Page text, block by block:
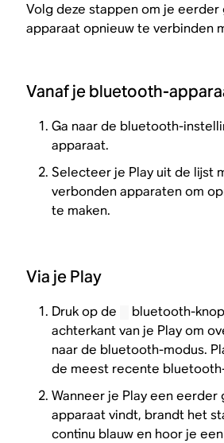
Volg deze stappen om je
apparaat opnieuw te verbinden
Vanaf je bluetooth-
Ga naar de bluetooth-
apparaat.
Selecteer je Play uit de lijst
verbonden apparaten om
te maken.
Via je Play
Druk op de
bluetooth-
achterkant van je Play om
naar de bluetooth-modus.
de meest recente
Wanneer je Play een eerder
apparaat vindt, brandt het
continu blauw en hoor je